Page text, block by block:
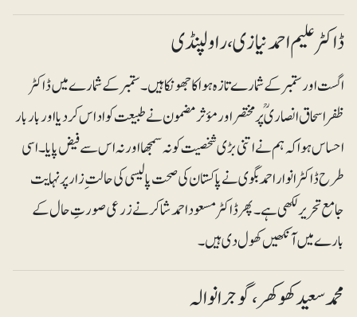
ڈاکٹر علیم احمد نیازی ، راولپنڈی
اگست اور ستمبر کے شمارے تازہ ہوا کا جھونکا ہیں۔ ستمبر کے شمارے میں ڈاکٹر
ظفراسحاق انصاری ؒپر مختصر اور مؤثر مضمون نے طبیعت کو اداس کر دیا اور باربار
احساس ہوا کہ ہم نے اتنی بڑی شخصیت کو نہ سمجھا اور نہ اس سے فیض پایا۔ اسی
طرح ڈاکٹر انوار احمد بگوی نے پاکستان کی صحت پالیسی کی حالت ِ زار پر نہایت
جامع تحریر لکھی ہے۔ پھر ڈاکٹر مسعوداحمد شاکر نے زرعی صورتِ حال کے
بارے میں آنکھیں کھول دی ہیں۔
محمد سعید کھوکھر ، گوجرانوالہ